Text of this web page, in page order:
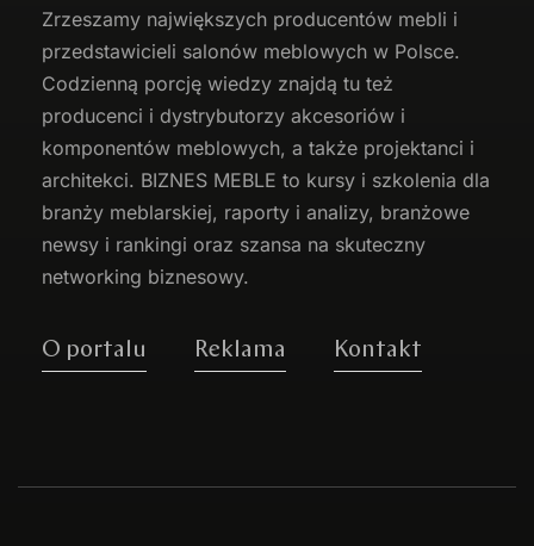
Zrzeszamy największych producentów mebli i
przedstawicieli salonów meblowych w Polsce.
Codzienną porcję wiedzy znajdą tu też
producenci i dystrybutorzy akcesoriów i
komponentów meblowych, a także projektanci i
architekci. BIZNES MEBLE to kursy i szkolenia dla
branży meblarskiej, raporty i analizy, branżowe
newsy i rankingi oraz szansa na skuteczny
networking biznesowy.
O portalu Reklama Kontakt